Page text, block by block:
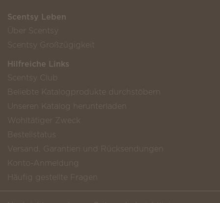
Scentsy Leben
Über Scentsy
Scentsy Großzügigkeit
Hilfreiche Links
Scentsy Club
Beliebte Katalogprodukte durchstöbern
Unseren Katalog herunterladen
Wohltätiger Zweck
Bestellstatus
Versand, Garantien und Rücksendungen
Konto-Anmeldung
Häufig gestellte Fragen